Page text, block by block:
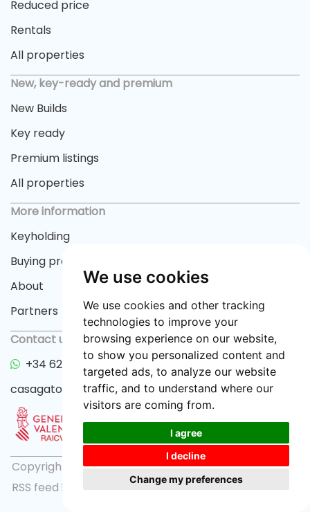
We use cookies
We use cookies and other tracking
technologies to improve your
browsing experience on our website,
to show you personalized content and
targeted ads, to analyze our website
traffic, and to understand where our
visitors are coming from.
I agree
I decline
Change my preferences
Reduced price
Rentals
All properties
New, key-ready and premium
New Builds
Key ready
Premium listings
All properties
More information
Keyholding
Buying process
About
Partners
Contact us
+34 622 33 55 82
casagator@gmail.com
Copyright © 2026 casagator.com |Privacy policy|
RSS feed